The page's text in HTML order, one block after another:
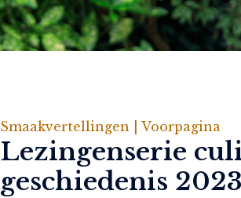
Smaakvertellingen | Voorpagina
Lezingenserie
geschiedenis 2023